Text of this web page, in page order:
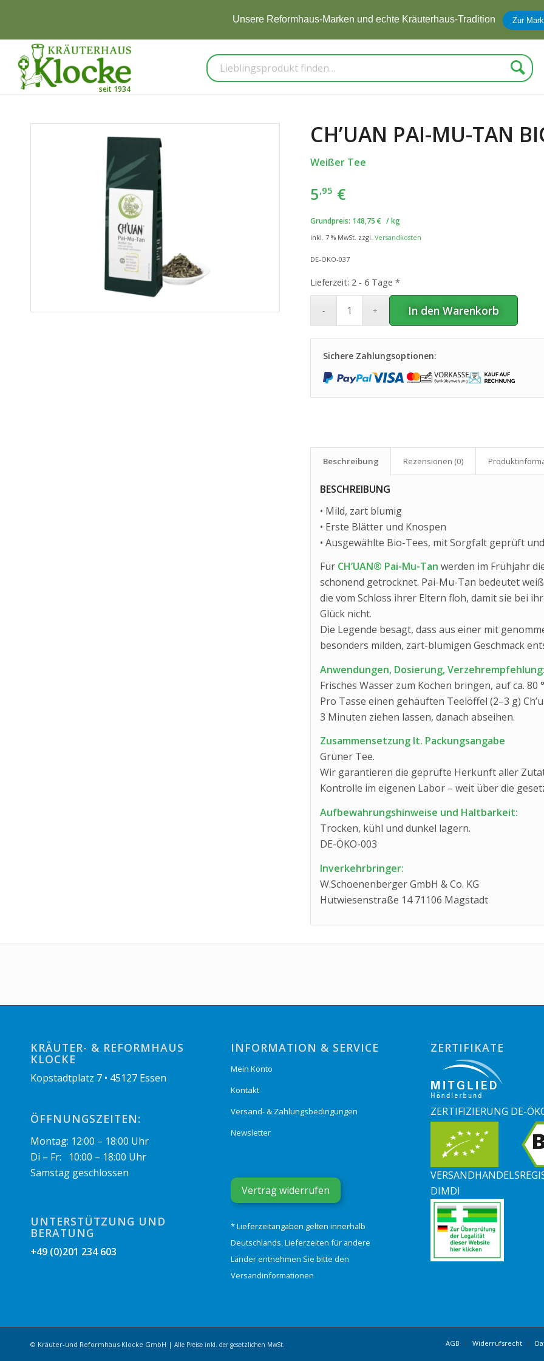
Unsere Reformhaus-Marken und echte Kräuterhaus-Tradition Zur
Suche
CH’UAN PAI-MU-TAN
Weißer Tee
5,95 €
Grundpreis: 148,75 € /kg
inkl. 7 % MwSt. zzgl. Versandkosten
DE-ÖKO-037
Lieferzeit: 2 - 6 Tage *
In den Warenkorb
Sichere Zahlungsoptionen:
Beschreibung Rezensionen (0)
BESCHREIBUNG
• Mild, zart blumig
• Erste Blätter und Knospen
• Ausgewählte Bio-Tees, mit Sorgfalt geprüft
Für CH’UAN® Pai-Mu-Tan werden im Frühjahr
schonend getrocknet. Pai-Mu-Tan bedeutet
die vom Schloss ihrer Eltern floh, damit sie bei
Glück nicht.
Die Legende besagt, dass aus einer mit
besonders milden, zart-blumigen Geschmack
Anwendungen, Dosierung, Verzehrempfehlung:
Frisches Wasser zum Kochen bringen, auf ca. 80
Pro Tasse einen gehäuften Teelöffel (2–3 g)
3 Minuten ziehen lassen, danach abseihen.
Zusammensetzung lt. Packungsangabe
Grüner Tee.
Wir garantieren die geprüfte Herkunft aller
Kontrolle im eigenen Labor – weit über die
Aufbewahrungshinweise und Haltbarkeit:
Trocken, kühl und dunkel lagern.
DE-ÖKO-003
Inverkehrbringer:
W.Schoenenberger GmbH & Co. KG
Hutwiesenstraße 14 71106 Magstadt
KRÄUTER- & REFORMHAUS
KLOCKE
Kopstadtplatz 7 • 45127 Essen
ÖFFNUNGSZEITEN:
Montag: 12:00 – 18:00 Uhr
Di – Fr: 10:00 – 18:00 Uhr
Samstag geschlossen
UNTERSTÜTZUNG UND
BERATUNG
+49 (0)201 234 603
INFORMATION & SERVICE
Mein Konto
Kontakt
Versand- & Zahlungsbedingungen
Newsletter
Vertrag widerrufen
* Lieferzeitangaben gelten innerhalb
Deutschlands. Lieferzeiten für andere
Länder entnehmen Sie bitte den
Versandinformationen
ZERTIFIKATE
ZERTIFIZIERUNG DE-
DIMDI
© Kräuter-und Reformhaus Klocke GmbH | Alle Preise inkl. der gesetzlichen MwSt. AGB Widerrufsrecht